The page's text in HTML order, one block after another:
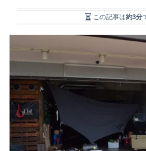
この記事は約3分